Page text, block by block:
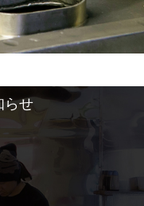
らせ